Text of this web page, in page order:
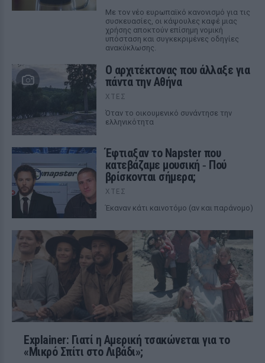
Με τον νέο ευρωπαϊκό κανονισμό για τις
συσκευασίες, οι κάψουλες καφέ μιας
χρήσης αποκτούν επίσημη νομική
υπόσταση και συγκεκριμένες οδηγίες
ανακύκλωσης.
Ο αρχιτέκτονας που άλλαξε για
πάντα την Αθήνα
ΧΤΕΣ
Όταν το οικουμενικό συνάντησε την
ελληνικότητα
Έφτιαξαν το Napster που
κατεβάζαμε μουσική ‑ Πού
βρίσκονται σήμερα;
ΧΤΕΣ
Έκαναν κάτι καινοτόμο (αν και παράνομο)
Explainer: Γιατί η Αμερική τσακώνεται για το
«Μικρό Σπίτι στο Λιβάδι»;